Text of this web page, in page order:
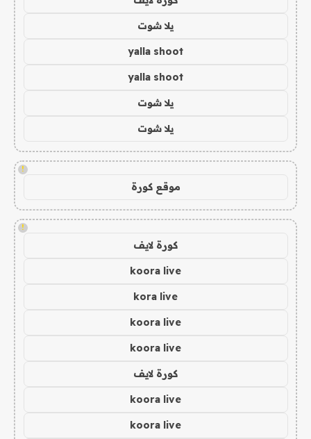
يلا شوت
yalla shoot
yalla shoot
يلا شوت
يلا شوت
!
موقع كورة
!
كورة لايف
koora live
kora live
koora live
koora live
كورة لايف
koora live
koora live